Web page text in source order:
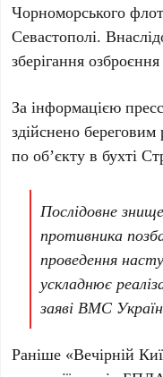
Чорноморського
Севастополі.
зберігання
За інформацією
здійснено
по об’єкту вбухті
Послідовне
противника
проведення
ускладнює
заяві ВМС
Раніше «Вечірній